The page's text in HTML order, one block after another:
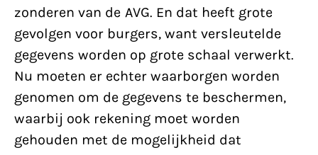
zonderen van de AVG. En dat heeft grote
gevolgen voor burgers, want versleutelde
gegevens worden op grote schaal verwerkt.
Nu moeten er echter waarborgen worden
genomen om de gegevens te beschermen,
waarbij ook rekening moet worden
gehouden met de mogelijkheid dat